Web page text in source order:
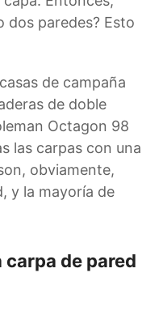
dos paredes? Esto
de campaña
de doble
Octagon 98
las carpas con una
obviamente,
y la mayoría de
de pared